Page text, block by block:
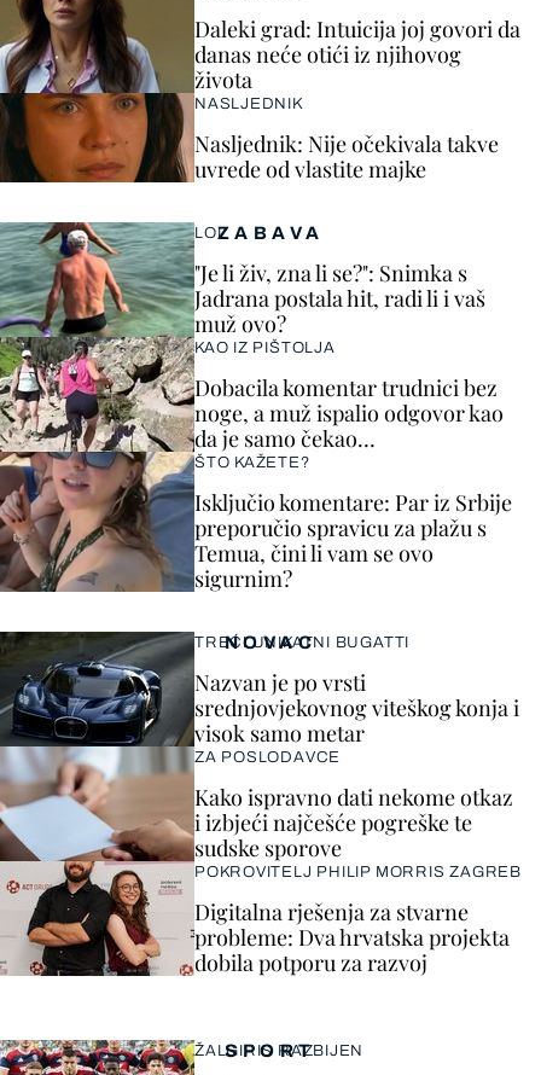
ZABAVA
LOL
"Je li živ, zna li se?": Snimka s
Jadrana postala hit, radi li i vaš
muž ovo?
KAO IZ PIŠTOLJA
Dobacila komentar trudnici bez
noge, a muž ispalio odgovor kao
da je samo čekao…
ŠTO KAŽETE?
Isključio komentare: Par iz Srbije
preporučio spravicu za plažu s
Temua, čini li vam se ovo
sigurnim?
SPORT
ŽALGIRIS RAZBIJEN
Daleki grad: Intuicija joj govori da
danas neće otići iz njihovog
života
NASLJEDNIK
Nasljednik: Nije očekivala takve
uvrede od vlastite majke
NOVAC
TREĆI UNIKATNI BUGATTI
Nazvan je po vrsti
srednjovjekovnog viteškog konja i
visok samo metar
ZA POSLODAVCE
Kako ispravno dati nekome otkaz
i izbjeći najčešće pogreške te
sudske sporove
POKROVITELJ PHILIP MORRIS ZAGREB
Digitalna rješenja za stvarne
probleme: Dva hrvatska projekta
dobila potporu za razvoj